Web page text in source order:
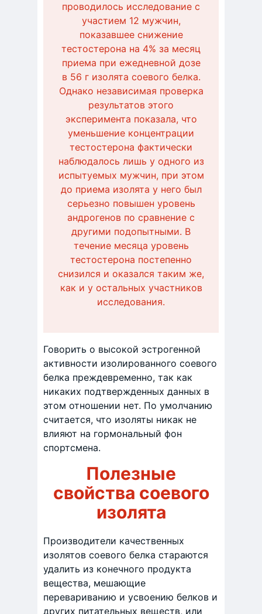
проводилось исследование с
участием 12 мужчин,
показавшее снижение
тестостерона на 4% за месяц
приема при ежедневной дозе
в 56 г изолята соевого белка.
Однако независимая проверка
результатов этого
эксперимента показала, что
уменьшение концентрации
тестостерона фактически
наблюдалось лишь у одного из
испытуемых мужчин, при этом
до приема изолята у него был
серьезно повышен уровень
андрогенов по сравнение с
другими подопытными. В
течение месяца уровень
тестостерона постепенно
снизился и оказался таким же,
как и у остальных участников
исследования.
Говорить о высокой эстрогенной
активности изолированного соевого
белка преждевременно, так как
никаких подтвержденных данных в
этом отношении нет. По умолчанию
считается, что изоляты никак не
влияют на гормональный фон
спортсмена.
Полезные
свойства соевого
изолята
Производители качественных
изолятов соевого белка стараются
удалить из конечного продукта
вещества, мешающие
перевариванию и усвоению белков и
других питательных веществ, или